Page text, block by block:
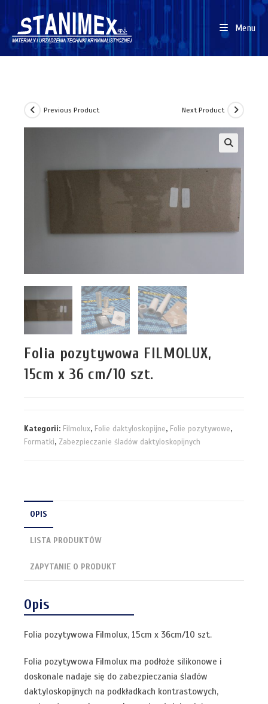
Menu
Previous Product Next Product
Folia pozytywowa FILMOLUX,
15cm x 36 cm/10 szt.
Kategorii: Filmolux, Folie daktyloskopijne, Folie pozytywowe,
Formatki, Zabezpieczanie śladów daktyloskopijnych
OPIS
LISTA PRODUKTÓW
ZAPYTANIE O PRODUKT
Opis
Folia pozytywowa Filmolux, 15cm x 36cm/10 szt.
Folia pozytywowa Filmolux ma podłoże silikonowe i
doskonale nadaje się do zabezpieczania śladów
daktyloskopijnych na podkładkach kontrastowych,